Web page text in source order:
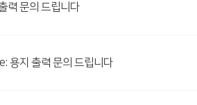
력 문의 드립니다
용지 출력 문의 드립니다